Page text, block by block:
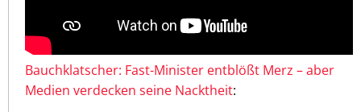
Bauchklatscher: Fast-Minister entblößt Merz – aber
Medien verdecken seine Nacktheit: